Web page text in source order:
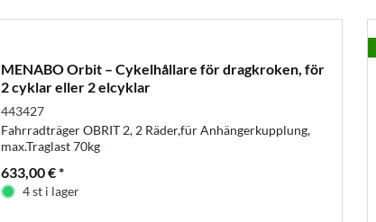
MENABO Orbit – Cykelhållare för dragkroken, för
2 cyklar eller 2 elcyklar
443427
Fahrradträger OBRIT 2, 2 Räder,für Anhängerkupplung,
max.Traglast 70kg
633,00 € *
4 st i lager